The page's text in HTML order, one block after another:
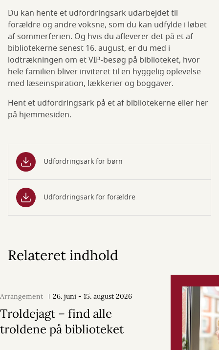
Du kan hente et udfordringsark udarbejdet til
forældre og andre voksne, som du kan udfylde i løbet
af sommerferien. Og hvis du afleverer det på et af
bibliotekerne senest 16. august, er du med i
lodtrækningen om et VIP-besøg på biblioteket, hvor
hele familien bliver inviteret til en hyggelig oplevelse
med læseinspiration, lækkerier og boggaver.
Hent et udfordringsark på et af bibliotekerne eller her
på hjemmesiden.
Udfordringsark for børn
Udfordringsark for forældre
Relateret indhold
Arrangement 26. juni - 15. august 2026
Troldejagt – find alle
troldene på biblioteket